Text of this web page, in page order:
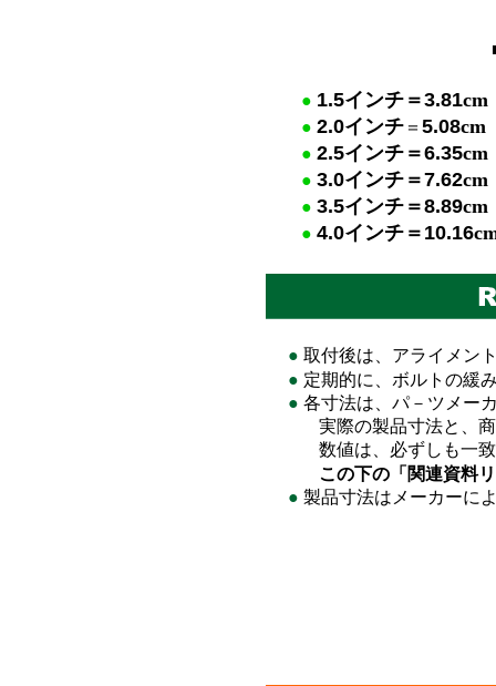
● 1.5インチ＝3.81cm
● 2.0インチ ＝ 5.08cm
● 2.5インチ＝6.35cm
● 3.0イ ンチ＝7.62cm
● 3.5イ ンチ＝8.89cm
● 4.0イ ンチ＝ 10.16
● 取付後は、アライメン
● 定期的に、ボルトの緩
● 各寸法は、パ－ツメー
実際の製品寸法と、商
数値は、必ずしも一致
この下の「関連資料
● 製品寸法はメーカーに